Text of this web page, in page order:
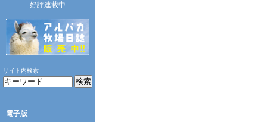
好評連載中
サイト内検索
電子版